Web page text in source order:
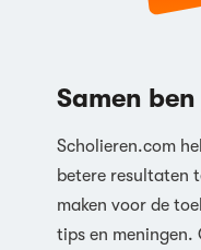
Samen
Scholieren.com
betere resultaten
maken voor de
tips en meningen.